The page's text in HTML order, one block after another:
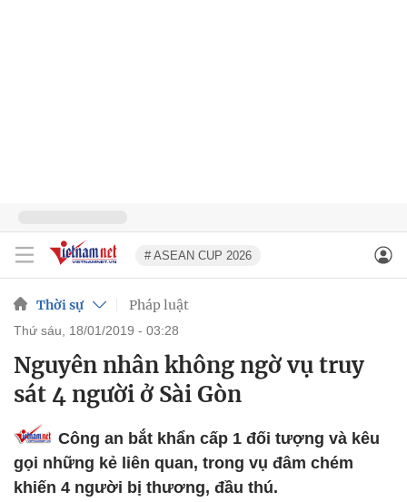
# ASEAN CUP 2026
Thời sự Pháp luật
thứ sáu, 18/01/2019 - 03:28
Nguyên nhân không ngờ vụ truy
sát 4 người ở Sài Gòn
Công an bắt khẩn cấp 1 đối tượng và kêu
gọi những kẻ liên quan, trong vụ đâm chém
khiến 4 người bị thương, đầu thú.